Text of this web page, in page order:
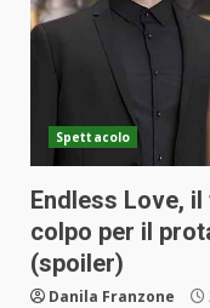
Spettacolo
Endless Love,
colpo per il
(spoiler)
Danila Franzone